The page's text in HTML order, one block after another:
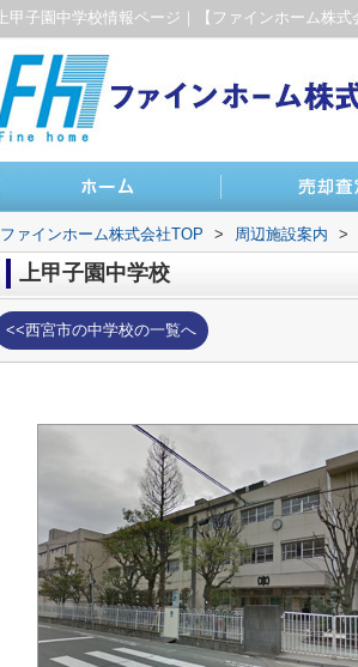
ファインホーム株式会社TOP > 周辺施設案内 >
上甲子園中学校
<<西宮市の中学校の一覧へ